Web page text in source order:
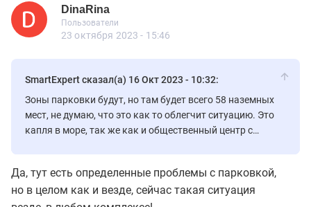
DinaRina
DinaRina
Пользователи
Новичок
Пользователи
4 сообщений
23 октября 2023 - 15:46
SmartExpert сказал(а) 16 Окт 2023 - 10:32:
Зоны парковки будут, но там будет всего 58 наземных
мест, не думаю, что это как то облегчит ситуацию. Это
капля в море, так же как и общественный центр с
Да, тут есть определенные проблемы с парковкой,
но в целом как и везде, сейчас такая ситуация